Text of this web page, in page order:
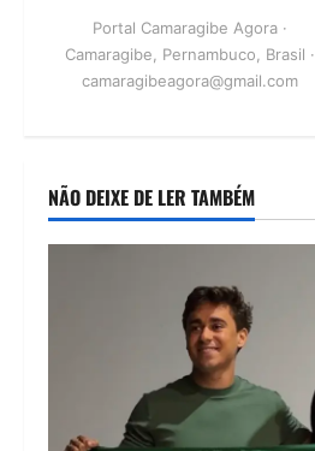
Portal Camaragibe Agora ·
Camaragibe, Pernambuco, Brasil ·
camaragibeagora@gmail.com
NÃO DEIXE DE LER TAMBÉM